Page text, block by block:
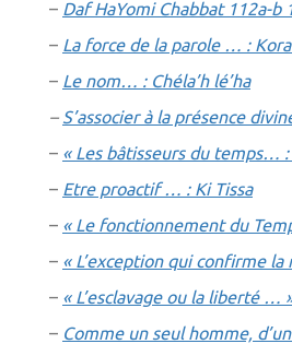
– Daf HaYomi Chabbat 112a-b
– La force de la parole … :
– Le nom… : Chéla’h lé’ha
– S’associer à la présence
– « Les bâtisseurs du temps… :
– Etre proactif … : Ki Tissa
– « Le fonctionnement du
– « L’exception qui confirme
– « L’esclavage ou la liberté …
– Comme un seul homme,